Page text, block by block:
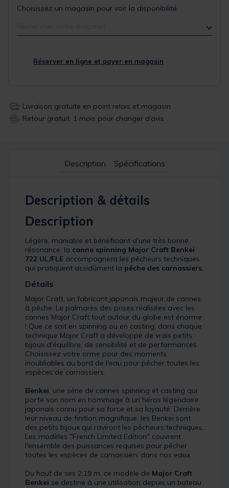
Choisissez un magasin pour voir la disponibilité
Réserver en ligne et payer en magasin
Livraison gratuite en point relais et magasin
Retour gratuit, 1 mois pour changer d’avis
Description Spécifications
Description & détails
Description
Légère, maniable et bénéficiant d'une très bonne
résonance, la canne spinning Major Craft Benkei
722 UL/FLE accompagnera les pêcheurs techniques
qui pratiquent assidûment la pêche des carnassiers.
Détails
Major Craft, un fabricant japonais majeur de cannes
à pêche. Le palmarès des prises réalisées avec les
cannes Major Craft tout autour du globe est énorme
! Que ce soit en spinning ou en casting, dans chaque
technique Major Craft a développé de vrais petits
bijoux d'équilibre, de sensibilité et de performances.
Choisissez votre arme pour des moments
inoubliables au bord de l'eau pour pêcher toutes les
espèces de carnassiers.
Benkei, une série de cannes spinning et casting qui
porte son nom en hommage à un héros légendaire
japonais connu pour sa force et sa loyauté. Derrière
leur niveau de finition magnifique, les Benkei sont
des petits bijoux qui raviront les pêcheurs techniques.
Les modèles "French Limited Edition" couvrent
l'ensemble des puissances requises pour pêcher
toutes les espèces de carnassiers dans nos eaux.
Du haut de ses 2,19 m, ce modèle de Major Craft
Benkei se destine à une utilisation depuis un bateau